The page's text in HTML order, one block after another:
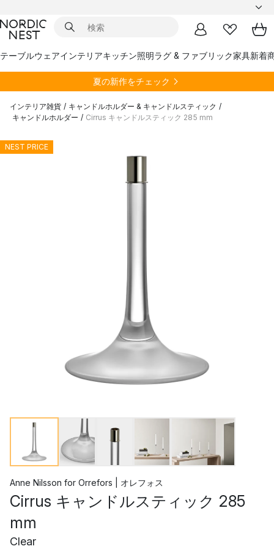
テーブルウェアインテリアキッチン照明ラグ & ファブリック家具新着
夏の新作をチェック
インテリア雑貨 / キャンドルホルダー & キャンドルスティック /
キャンドルホルダー / Cirrus キャンドルスティック 285 mm
NEST PRICE
Anne Nilsson for Orrefors | オレフォス
Cirrus キャンドルスティック 285
mm
Clear